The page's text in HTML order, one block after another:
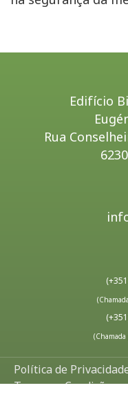
Edifício
Rua
Política de
Termos e Condições